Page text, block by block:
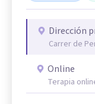
Dirección
Carrer de
Online
Terapia